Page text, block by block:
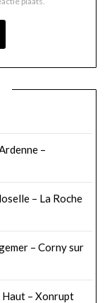
–
– La Roche
– Corny sur
Haut – Xonrupt